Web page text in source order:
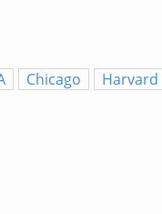
Chicago Harvard